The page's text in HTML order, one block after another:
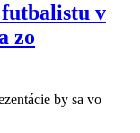
futbalistu v
zo
by sa vo